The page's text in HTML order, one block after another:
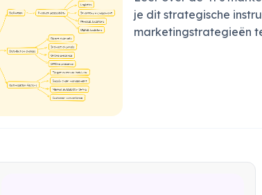
je dit strategische
marketingstrategieën